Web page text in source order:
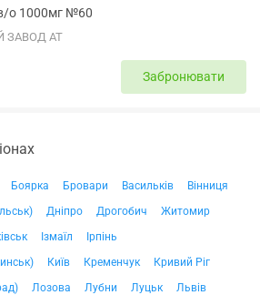
о 1000мг №60
ЗАВОД АТ
Забронювати
Боярка Бровари Васильків
Вінниця
Дніпро Дрогобич
Житомир
Ізмаїл
Ірпінь
Київ Кременчук
Кривий Ріг
Лозова Лубни Луцьк
Львів